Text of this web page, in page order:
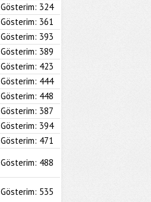
Gösterim: 324
Gösterim: 361
Gösterim: 393
Gösterim: 389
Gösterim: 423
Gösterim: 444
Gösterim: 448
Gösterim: 387
Gösterim: 394
Gösterim: 471
Gösterim: 488
Gösterim: 535